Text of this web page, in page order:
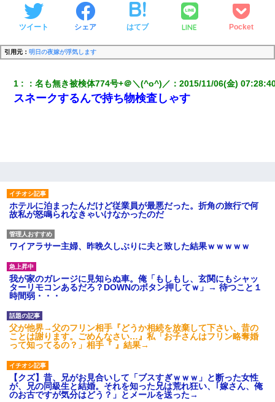
ツイート シェア はてブ LINE Pocket
引用元： 明日の夜嫁が浮気します
1 ：名も無き被検体774号+＠＼(^o^)／ ：2015/11/06(金)
スネークするんで持ち物検査しゃす
ホテルに泊まったんだけど従業員が最悪だった。折角の旅行で何
故私が怒鳴られなきゃいけなかったのだ
ワイアラサー主婦、昨晩久しぶりに夫と致した結果ｗｗｗｗｗ
我が家のガレージに見知らぬ車。俺「もしもし、玄関にもシャッ
ターリモコンあるだろ？DOWNのボタン押してｗ」→ 待つこと１
時間弱・・・
父が他界→父のフリン相手『どうか相続を放棄して下さい、昔の
ことは謝ります。ごめんなさい…』私「お子さんはフリン略奪婚
って知ってるの？」相手『 』結果→
【クズ】昔、兄がお見合いして「ブスすぎｗｗｗ」と断った女性
が、兄の同級生と結婚。それを知った兄は荒れ狂い、｢嫁さん、俺
のお古ですが気分はどう？」とメールを送った→